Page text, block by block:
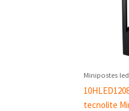
Minipostes
tecnolite